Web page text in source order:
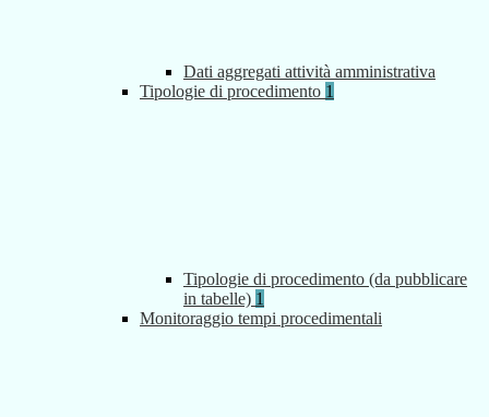
Dati aggregati attività amministrativa
Tipologie di procedimento 1
Tipologie di procedimento (da pubblicare
in tabelle) 1
Monitoraggio tempi procedimentali